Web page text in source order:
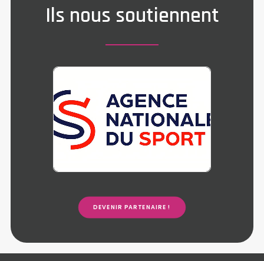
Ils nous soutiennent
DEVENIR PARTENAIRE !